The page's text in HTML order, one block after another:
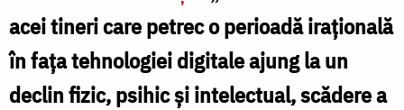
acei tineri care petrec o perioadă iraţională
în faţa tehnologiei digitale ajung la un
declin fizic, psihic şi intelectual, scădere a